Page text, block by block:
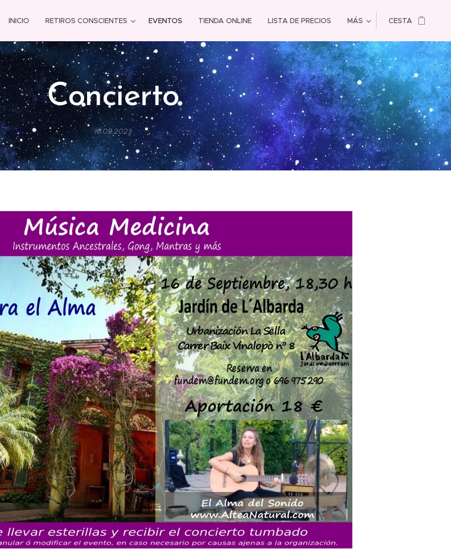
INICIO RETIROS CONSCIENTES EVENTOS TIENDA ONLINE LISTA DE PRECIOS MÁS CESTA
Concierto
16.09.2023